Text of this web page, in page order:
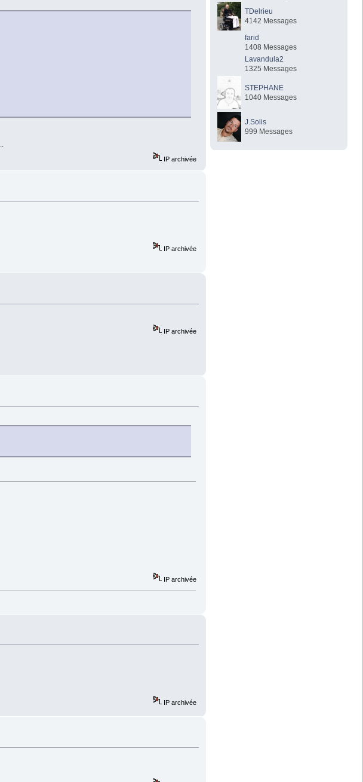
IP archivée
IP archivée
IP archivée
IP archivée
IP archivée
TDelrieu
4142 Messages
farid
1408 Messages
Lavandula2
1325 Messages
STEPHANE
1040 Messages
J.Solis
999 Messages